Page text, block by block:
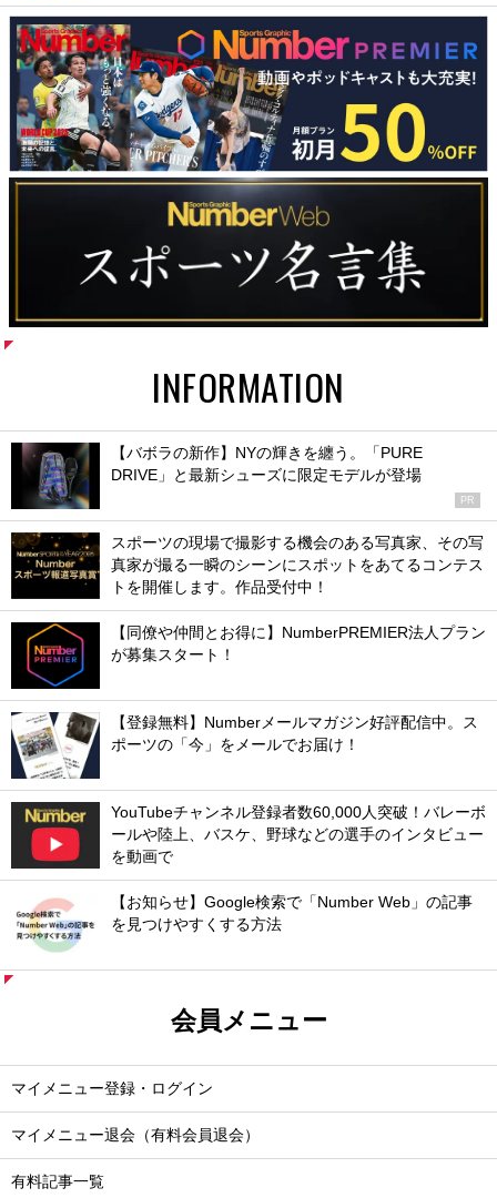
INFORMATION
【バボラの新作】NYの輝きを纏う。「PURE
DRIVE」と最新シューズに限定モデルが登場
PR
スポーツの現場で撮影する機会のある写真家、その写
真家が撮る一瞬のシーンにスポットをあてるコンテス
トを開催します。作品受付中！
【同僚や仲間とお得に】NumberPREMIER法人プラン
が募集スタート！
【登録無料】Numberメールマガジン好評配信中。ス
ポーツの「今」をメールでお届け！
YouTubeチャンネル登録者数60,000人突破！バレーボ
ールや陸上、バスケ、野球などの選手のインタビュー
を動画で
【お知らせ】Google検索で「Number Web」の記事
を見つけやすくする方法
会員メニュー
マイメニュー登録・ログイン
マイメニュー退会（有料会員退会）
有料記事一覧